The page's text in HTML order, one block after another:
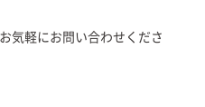
気軽にお問い合わせくださ